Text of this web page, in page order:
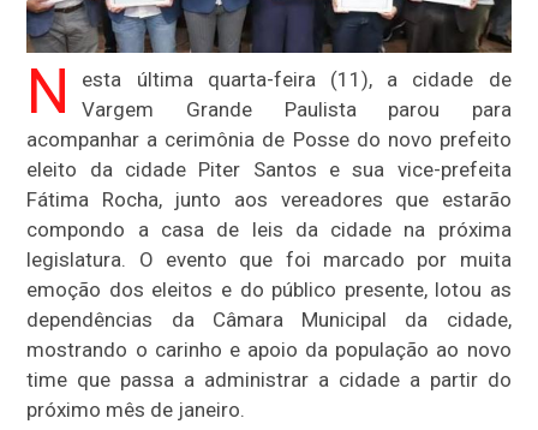
N
esta última quarta-feira (11), a cidade de
Vargem Grande Paulista parou para
acompanhar a cerimônia de Posse do novo prefeito
eleito da cidade Piter Santos e sua vice-prefeita
Fátima Rocha, junto aos vereadores que estarão
compondo a casa de leis da cidade na próxima
legislatura. O evento que foi marcado por muita
emoção dos eleitos e do público presente, lotou as
dependências da Câmara Municipal da cidade,
mostrando o carinho e apoio da população ao novo
time que passa a administrar a cidade a partir do
próximo mês de janeiro.